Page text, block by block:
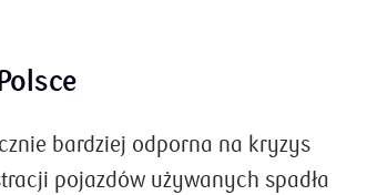
bardziej odporna na kryzys
pojazdów używanych spadła